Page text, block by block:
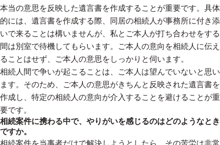
本当の意思を反映した遺言書を作成することが重要です。具体
的には、遺言書を作成する際、同居の相続人が事務所に付き添
いで来ることは構いませんが、私とご本人が打ち合わせをする
間は別室で待機してもらいます。ご本人の意向を相続人に伝え
ることはせず、ご本人の意思をしっかりと伺います。
相続人間で争いが起こることは、ご本人は望んでいないと思い
ます。そのため、ご本人の意思がきちんと反映された遺言書を
作成し、特定の相続人の意向が介入することを避けることが重
要です。
相続案件に携わる中で、やりがいを感じるのはどのようなとき
ですか。
相続案件を当事者だけで解決しようとしたら、その苦労は非常